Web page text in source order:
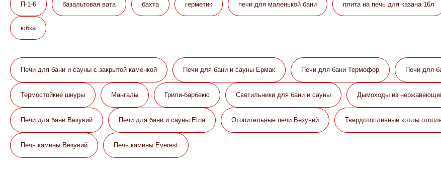
П-1-6 базальтовая вата бахта герметик печи для маленькой бани плита на печь для казана 16л
юбка
Печи для бани и сауны с закрытой каменкой Печи для бани и сауны Eрмак Печи для бани Термофор Печи для
Термостойкие шнуры Мангалы Грили-барбекю Светильники для бани и сауны Дымоходы из
Печи для бани Везувий Печи для бани и сауны Etna Отопительные печи Везувий Твердотопливные котлы
Печь камины Везувий Печь камины Everest